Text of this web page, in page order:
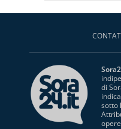
di
sotto